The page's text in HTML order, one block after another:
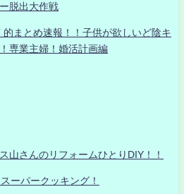
脱出大作戦
まとめ速報！！子供が欲しいど陰キ
専業主婦！婚活計画編
山さんのリフォームひとりDIY！！
ーパークッキング！